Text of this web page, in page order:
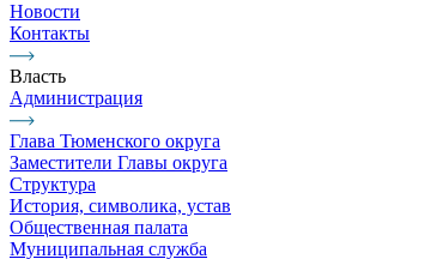
Новости
Контакты
Власть
Администрация
Глава Тюменского округа
Заместители Главы округа
Структура
История, символика, устав
Общественная палата
Муниципальная служба